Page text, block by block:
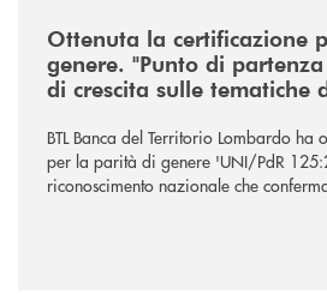
Ottenuta la certificazione
genere. "Punto di
di crescita sulle tematiche
BTL Banca del Territorio Lombardo ha
per la parità di genere 'UNI/PdR
riconoscimento nazionale che